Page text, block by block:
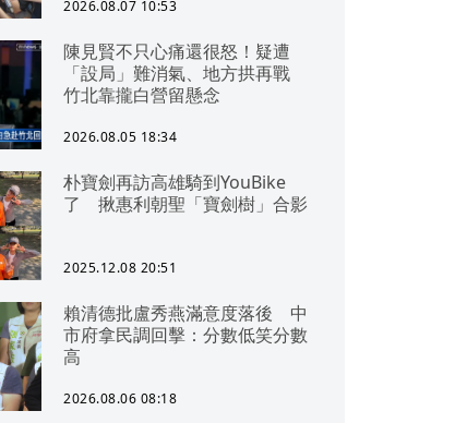
2026.08.07 10:53
陳見賢不只心痛還很怒！疑遭
「設局」難消氣、地方拱再戰
竹北靠攏白營留懸念
2026.08.05 18:34
朴寶劍再訪高雄騎到YouBike
了 揪惠利朝聖「寶劍樹」合影
2025.12.08 20:51
賴清德批盧秀燕滿意度落後 中
市府拿民調回擊：分數低笑分數
高
2026.08.06 08:18